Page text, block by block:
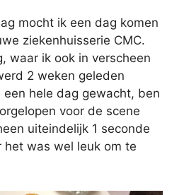
mocht ik een dag komen
ziekenhuisserie CMC.
waar ik ook in verscheen
2 weken geleden
hele dag gewacht, ben
voor de scene
uiteindelijk 1 seconde
het was wel leuk om te